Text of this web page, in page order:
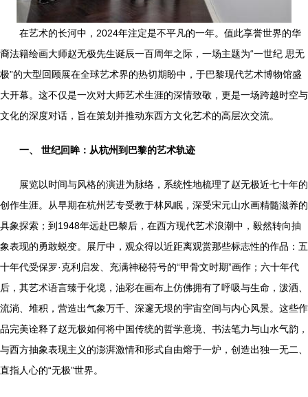
在艺术的长河中，2024年注定是不平凡的一年。值此享誉世界的华
裔法籍绘画大师赵无极先生诞辰一百周年之际，一场主题为“一世纪 思无
极”的大型回顾展在全球艺术界的热切期盼中，于巴黎现代艺术博物馆盛
大开幕。这不仅是一次对大师艺术生涯的深情致敬，更是一场跨越时空与
文化的深度对话，旨在策划并推动东西方文化艺术的高层次交流。
一、 世纪回眸：从杭州到巴黎的艺术轨迹
展览以时间与风格的演进为脉络，系统性地梳理了赵无极近七十年的
创作生涯。从早期在杭州艺专受教于林风眠，深受宋元山水画精髓滋养的
具象探索；到1948年远赴巴黎后，在西方现代艺术浪潮中，毅然转向抽
象表现的勇敢蜕变。展厅中，观众得以近距离观赏那些标志性的作品：五
十年代受保罗·克利启发、充满神秘符号的“甲骨文时期”画作；六十年代
后，其艺术语言臻于化境，油彩在画布上仿佛拥有了呼吸与生命，泼洒、
流淌、堆积，营造出气象万千、深邃无垠的宇宙空间与内心风景。这些作
品完美诠释了赵无极如何将中国传统的哲学意境、书法笔力与山水气韵，
与西方抽象表现主义的澎湃激情和形式自由熔于一炉，创造出独一无二、
直指人心的“无极”世界。